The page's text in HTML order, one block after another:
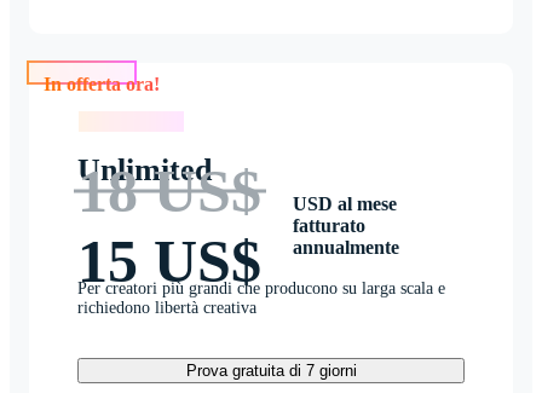
Unlimited
18 US$
15 US$
USD al mese
fatturato
annualmente
Per creatori più grandi che producono su larga scala e
richiedono libertà creativa
Prova gratuita di 7 giorni